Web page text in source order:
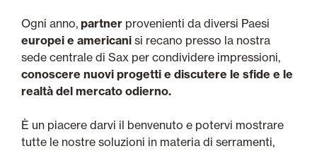
Ogni anno, partner provenienti da diversi Paesi
europei e americani si recano presso la nostra
sede centrale di Sax per condividere impressioni,
conoscere nuovi progetti e discutere le sfide e le
realtà del mercato odierno.
È un piacere darvi il benvenuto e potervi mostrare
tutte le nostre soluzioni in materia di serramenti,